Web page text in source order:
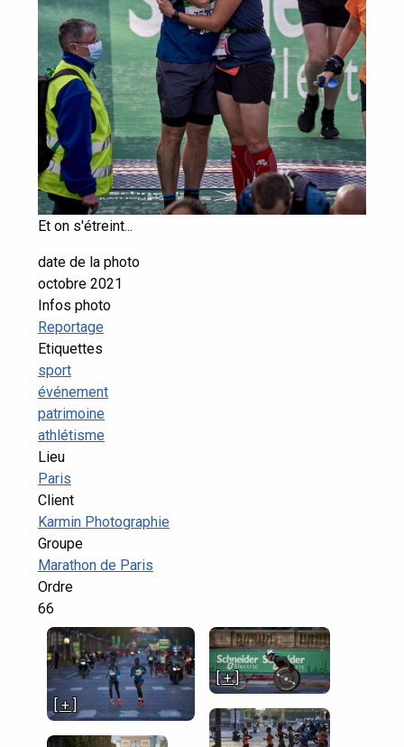
Et on s'étreint...
date de la photo
octobre 2021
Infos photo
Reportage
Etiquettes
sport
événement
patrimoine
athlétisme
Lieu
Paris
Client
Karmin Photographie
Groupe
Marathon de Paris
Ordre
66
[ + ]
[ + ]